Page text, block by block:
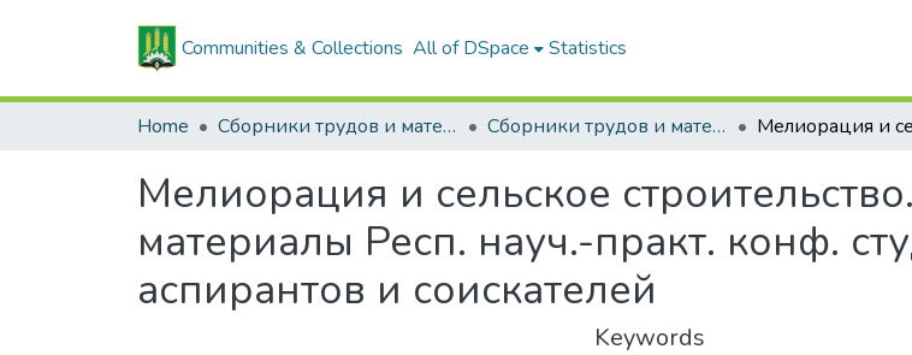
Communities & Collections All of DSpace Statistics
Home Сборники трудов и материалов конференций Сборники трудов и материалы конференций студентов
Мелиорация и сельское
материалы Респ. науч.-практ. конф.
аспирантов и соискателей
Keywords